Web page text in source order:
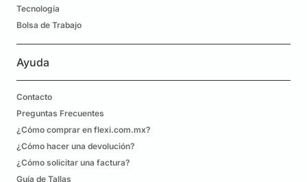
Tecnología
Bolsa de Trabajo
Ayuda
Contacto
Preguntas Frecuentes
¿Cómo comprar en flexi.com.mx?
¿Cómo hacer una devolución?
¿Cómo solicitar una factura?
Guía de Tallas